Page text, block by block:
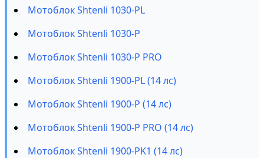
Мотоблок Shtenli 1030-PL
Мотоблок Shtenli 1030-P
Мотоблок Shtenli 1030-P PRO
Мотоблок Shtenli 1900-PL (14 лс)
Мотоблок Shtenli 1900-P (14 лс)
Мотоблок Shtenli 1900-P PRO (14 лс)
Мотоблок Shtenli 1900-PK1 (14 лс)